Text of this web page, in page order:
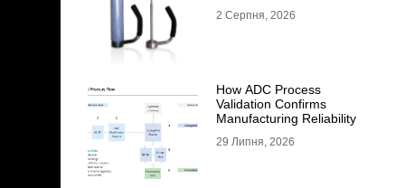
2 Серпня, 2026
How ADC Process
Validation Confirms
Manufacturing Reliability
29 Липня, 2026